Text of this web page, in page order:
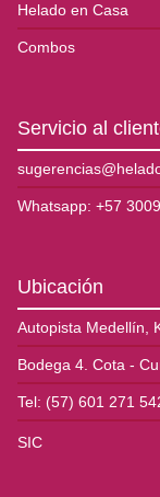
Helado en Casa
Combos
Servicio al
Whatsapp: +57
Ubicación
Autopista Medellín,
Bodega 4. Cota -
Tel: (57) 601 271
SIC